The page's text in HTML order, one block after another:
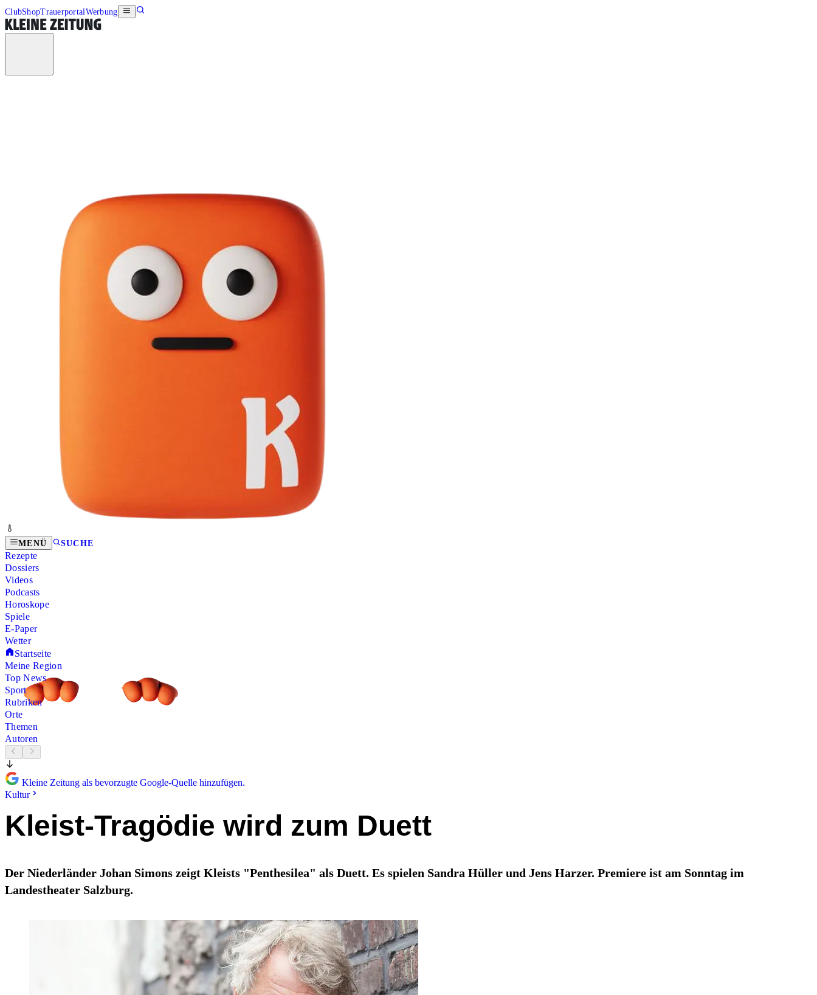
ClubShopTrauerportalWerbung
MENÜ SUCHE
Rezepte
Dossiers
Videos
Podcasts
Horoskope
Spiele
E-Paper
Wetter
Startseite
Meine Region
Top News
Sport
Rubriken
Orte
Themen
Autoren
Kleine Zeitung als bevorzugte Google-Quelle hinzufügen.
Kultur
Kleist-Tragödie wird zum Duett
Der Niederländer Johan Simons zeigt Kleists "Penthesilea" als Duett. Es spielen Sandra Hüller und Jens Harzer. Premiere ist am Sonntag im
Landestheater Salzburg.